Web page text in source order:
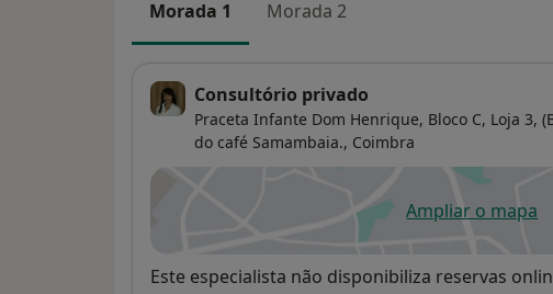
Morada 1 Morada 2
Consultório privado
Praceta Infante Dom Henrique, Bloco C, Loja 3,
do café Samambaia., Coimbra
Ampliar o mapa
abre num
Disponibilidade
Este especialista não disponibiliza reservas